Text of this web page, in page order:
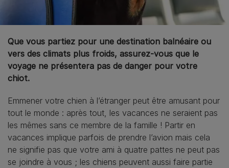
Que vous partiez pour une destination balnéaire ou
vers des climats plus froids, assurez-vous que le
voyage ne présentera pas de danger pour votre
chiot.
Emmener votre chien à l’étranger peut être amusant pour
tout le monde : après tout, les vacances ne seraient pas
les mêmes sans ce membre de la famille ! Partir en
vacances implique parfois de prendre l’avion mais cela
ne signifie pas que votre ami à quatre pattes ne peut pas
se joindre à vous ; les chiens peuvent aussi faire partie